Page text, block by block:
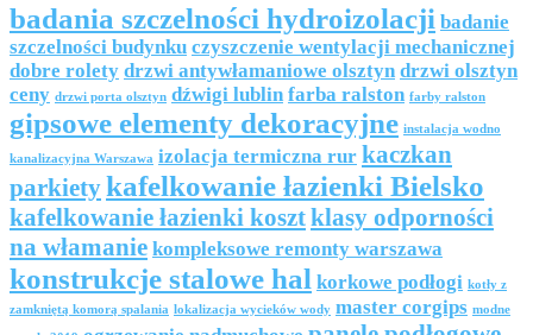
badania szczelności hydroizolacji badanie
szczelności budynku czyszczenie wentylacji mechanicznej
dobre rolety drzwi antywłamaniowe olsztyn drzwi olsztyn
ceny drzwi porta olsztyn dźwigi lublin farba ralston farby ralston
gipsowe elementy dekoracyjne instalacja wodno
kanalizacyjna Warszawa izolacja termiczna rur kaczkan
parkietykafelkowanie łazienki Bielsko
kafelkowanie łazienki kosztklasy odporności
na włamanie kompleksowe remonty warszawa
konstrukcje stalowe hal korkowe podłogi kotły z
zamkniętą komorą spalania lokalizacja wycieków wody master corgips modne